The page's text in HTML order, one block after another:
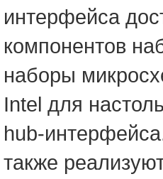
интерфейса
компонентов
наборы
Intel для
hub-
также